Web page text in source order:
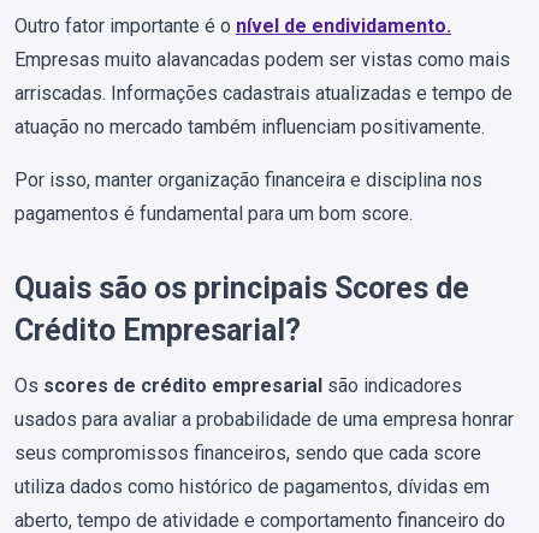
Outro fator importante é o nível de endividamento.
Empresas muito alavancadas podem ser vistas como mais
arriscadas. Informações cadastrais atualizadas e tempo de
atuação no mercado também influenciam positivamente.
Por isso, manter organização financeira e disciplina nos
pagamentos é fundamental para um bom score.
Quais são os principais Scores de
Crédito Empresarial?
Os scores de crédito empresarial são indicadores
usados para avaliar a probabilidade de uma empresa honrar
seus compromissos financeiros, sendo que cada score
utiliza dados como histórico de pagamentos, dívidas em
aberto, tempo de atividade e comportamento financeiro do